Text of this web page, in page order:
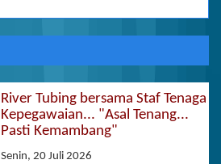
River Tubing bersama Staf Tenaga
Kepegawaian... "Asal Tenang...
Pasti Kemambang"
Senin, 20 Juli 2026